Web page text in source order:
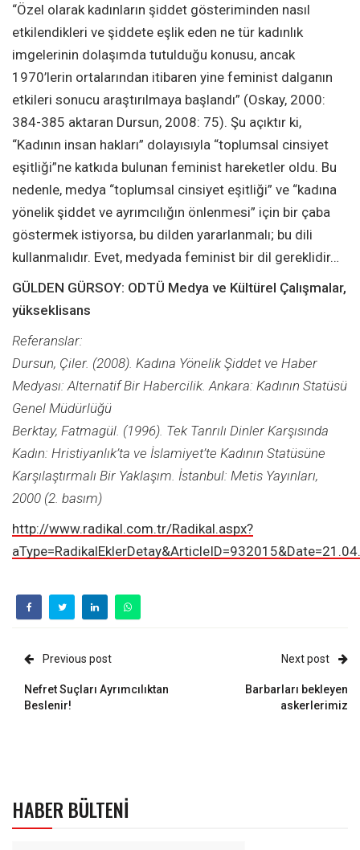
“Özel olarak kadınların şiddet gösteriminden nasıl
etkilendikleri ve şiddete eşlik eden ne tür kadınlık
imgelerinin dolaşımda tutulduğu konusu, ancak
1970’lerin ortalarından itibaren yine feminist dalganın
etkileri sonucu araştırılmaya başlandı” (Oskay, 2000:
384-385 aktaran Dursun, 2008: 75). Şu açıktır ki,
“Kadının insan hakları” dolayısıyla “toplumsal cinsiyet
eşitliği”ne katkıda bulunan feminist hareketler oldu. Bu
nedenle, medya “toplumsal cinsiyet eşitliği” ve “kadına
yönelik şiddet ve ayrımcılığın önlenmesi” için bir çaba
göstermek istiyorsa, bu dilden yararlanmalı; bu dili
kullanmalıdır. Evet, medyada feminist bir dil gereklidir…
GÜLDEN GÜRSOY: ODTÜ Medya ve Kültürel Çalışmalar,
yükseklisans
Referanslar:
Dursun, Çiler. (2008). Kadına Yönelik Şiddet ve Haber
Medyası: Alternatif Bir Habercilik. Ankara: Kadının Statüsü
Genel Müdürlüğü
Berktay, Fatmagül. (1996). Tek Tanrılı Dinler Karşısında
Kadın: Hristiyanlık’ta ve İslamiyet’te Kadının Statüsüne
Karşılaştırmalı Bir Yaklaşım. İstanbul: Metis Yayınları,
2000 (2. basım)
http://www.radikal.com.tr/Radikal.aspx?
Previous post
Nefret Suçları Ayrımcılıktan
Beslenir!
Next post
Barbarları bekleyen
askerlerimiz
HABER BÜLTENI